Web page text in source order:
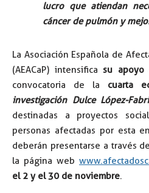
lucro que atiendan
cáncer de pulmón y
La Asociación Española de
(AEACaP) intensifica su apoyo
convocatoria de la cuarta
investigación Dulce López-
destinadas a proyectos
personas afectadas por esta
deberán presentarse a través
la página web
el 2 y el 30 de noviembre.